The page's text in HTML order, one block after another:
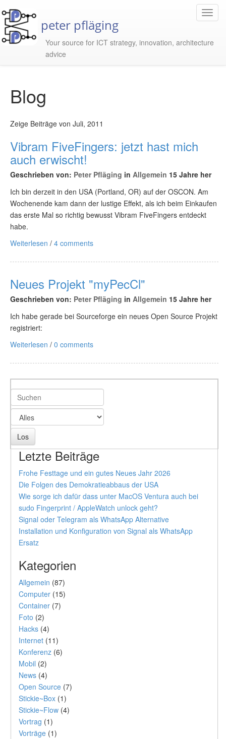
peter pfläging
Your source for ICT strategy, innovation, architecture
advice
Blog
Zeige Beiträge von Juli, 2011
Vibram FiveFingers: jetzt hast mich
auch erwischt!
Geschrieben von: Peter Pfläging in Allgemein 15 Jahre her
Ich bin derzeit in den USA (Portland, OR) auf der OSCON. Am
Wochenende kam dann der lustige Effekt, als ich beim Einkaufen
das erste Mal so richtig bewusst Vibram FiveFingers entdeckt
habe.
Weiterlesen / 4 comments
Neues Projekt "myPecCl"
Geschrieben von: Peter Pfläging in Allgemein 15 Jahre her
Ich habe gerade bei Sourceforge ein neues Open Source Projekt
registriert:
Weiterlesen / 0 comments
Letzte Beiträge
Frohe Festtage und ein gutes Neues Jahr 2026
Die Folgen des Demokratieabbaus der USA
Wie sorge ich dafür dass unter MacOS Ventura auch bei
sudo Fingerprint / AppleWatch unlock geht?
Signal oder Telegram als WhatsApp Alternative
Installation und Konfiguration von Signal als WhatsApp
Ersatz
Kategorien
Allgemein (87)
Computer (15)
Container (7)
Foto (2)
Hacks (4)
Internet (11)
Konferenz (6)
Mobil (2)
News (4)
Open Source (7)
Stickie~Box (1)
Stickie~Flow (4)
Vortrag (1)
Vorträge (1)